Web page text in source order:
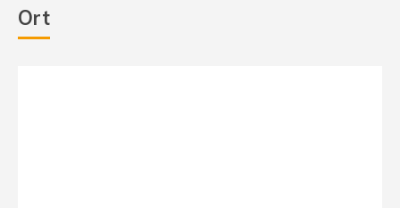
Ort